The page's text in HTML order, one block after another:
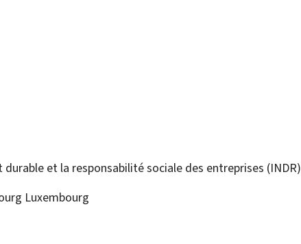
et la responsabilité sociale des entreprises (INDR)
Luxembourg